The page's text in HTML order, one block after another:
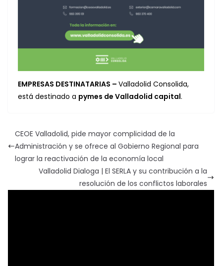
EMPRESAS DESTINATARIAS – Valladolid Consolida,
está destinado a pymes de Valladolid capital.
CEOE Valladolid, pide mayor complicidad de la
Administración y se ofrece al Gobierno Regional para
lograr la reactivación de la economía local
Valladolid Dialoga | El SERLA y su contribución a la
resolución de los conflictos laborales